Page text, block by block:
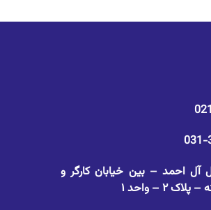
آل احمد – بین خیابان کارگر و
۲ – واحد ۱